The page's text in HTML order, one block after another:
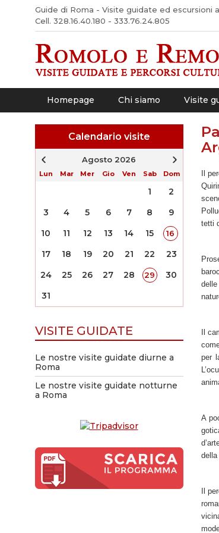
Guide di Roma - Visite guidate ed
Cell. 328.16.40.180 - 333.76.24.805
Homepage Chi siamo Visite
Calendario visite
Agosto 2026
Lun Mar Mer Gio Ven Sab Dom
1
2
3
4 5 6 7 8
9
10
11 12 13 14 15 16
17 18 19 20 21 22
23
24
25 26 27 28 29
30
31
VISITE GUIDATE
Le nostre visite guidate diurne a
Roma
Le nostre visite guidate notturne
a Roma
Il
tetti
Il
per
A
della
Il